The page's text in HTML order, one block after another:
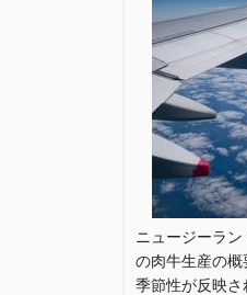
ニュージーラ
の肉牛生産の概
季節性が反映